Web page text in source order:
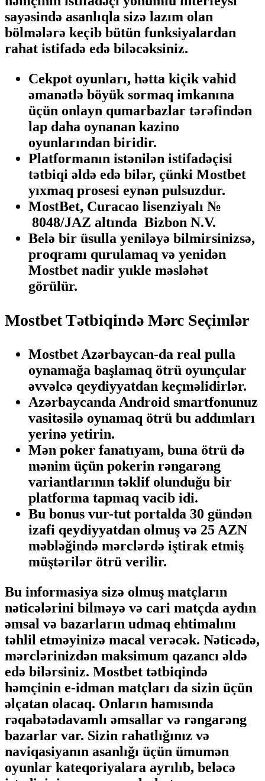
sayəsində asanlıqla sizə lazım olan
bölmələrə keçib bütün funksiyalardan
rahat istifadə edə biləcəksiniz.
Cekpot oyunları, hətta kiçik vahid
əmanətlə böyük sormaq imkanına
üçün onlayn qumarbazlar tərəfindən
lap daha oynanan kazino
oyunlarından biridir.
Platformanın istənilən istifadəçisi
tətbiqi əldə edə bilər, çünki Mostbet
yıxmaq prosesi eynən pulsuzdur.
MostBet, Curacao lisenziyalı №
8048/JAZ altında Bizbon N.V.
Belə bir üsulla yeniləyə bilmirsinizsə,
proqramı qurulamaq və yenidən
Mostbet nadir yukle məsləhət
görülür.
Mostbet Tətbiqində Mərc Seçimlər
Mostbet Azərbaycan-da real pulla
oynamağa başlamaq ötrü oyunçular
əvvəlcə qeydiyyatdan keçməlidirlər.
Azərbaycanda Android smartfonunuz
vasitəsilə oynamaq ötrü bu addımları
yerinə yetirin.
Mən poker fanatıyam, buna ötrü də
mənim üçün pokerin rəngarəng
variantlarının təklif olunduğu bir
platforma tapmaq vacib idi.
Bu bonus vur-tut portalda 30 gündən
izafi qeydiyyatdan olmuş və 25 AZN
məbləğində mərclərdə iştirak etmiş
müştərilər ötrü verilir.
Bu informasiya sizə olmuş matçların
nəticələrini bilməyə və cari matçda aydın
əmsal və bazarların udmaq ehtimalını
təhlil etməyinizə macal verəcək. Nəticədə,
mərclərinizdən maksimum qazancı əldə
edə bilərsiniz. Mostbet tətbiqində
həmçinin e-idman matçları da sizin üçün
əlçatan olacaq. Onların hamısında
rəqabətədavamlı əmsallar və rəngarəng
bazarlar var. Sizin rahatlığınız və
naviqasiyanın asanlığı üçün ümumən
oyunlar kateqoriyalara ayrılıb, beləcə